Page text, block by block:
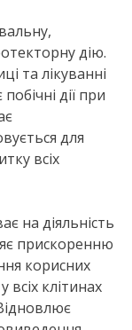
дію.
та лікуванні
дії при
для
всіх
на діяльність
прискоренню
корисних
клітинах